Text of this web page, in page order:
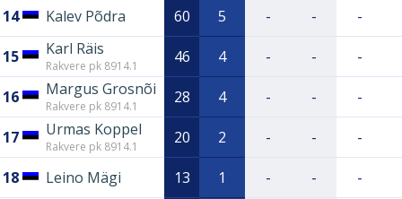
14 Kalev Põdra 60 5 - - -
15 Karl Räis
Rakvere pk 8914.1 46 4 - - -
16 Margus Grosnõi
Rakvere pk 8914.1 28 4 - - -
17 Urmas Koppel
Rakvere pk 8914.1 20 2 - - -
18 Leino Mägi 13 1 - - -